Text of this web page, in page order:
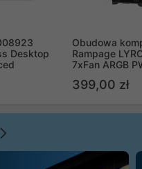
Desktop
Obudowa
Rampage
7xFan ARGB
399,00 zł